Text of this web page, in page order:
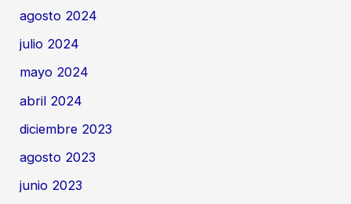
agosto 2024
julio 2024
mayo 2024
abril 2024
diciembre 2023
agosto 2023
junio 2023